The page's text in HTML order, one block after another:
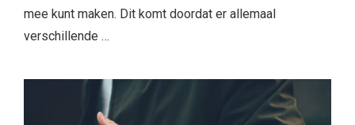
mee kunt maken. Dit komt doordat er allemaal
verschillende …